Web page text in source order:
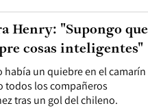
había un quiebre en el camarín
todos los compañeros
tras un gol del chileno.
Henry: "Supongo que
cosas inteligentes"